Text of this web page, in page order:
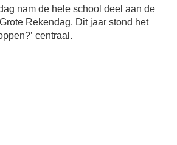
nam de hele school deel aan de
Rekendag. Dit jaar stond het
centraal.